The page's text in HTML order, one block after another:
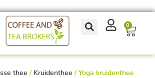
0
thee / Kruidenthee / Yoga kruidenthee